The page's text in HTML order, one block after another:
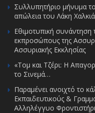
Συλλυπητήριο μήνυμα
απώλεια του Λάκη Χαλκιά
Εθιμοτυπική
εκπροσώπους της
Ασσυριακής Εκκλησίας
«Τομ και Τζέρι: Η
το Σινεμά…
Παραμένει ανοιχτό το
Εκπαιδευτικούς &
Αλληλέγγυο